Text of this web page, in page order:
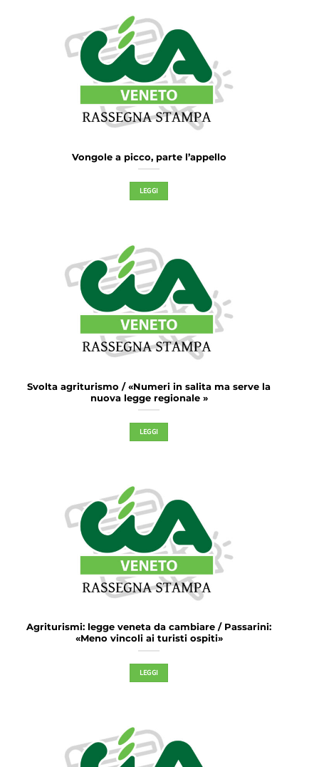
Vongole a picco, parte l’appello
LEGGI
Svolta agriturismo / «Numeri in salita ma serve la
nuova legge regionale »
LEGGI
Agriturismi: legge veneta da cambiare / Passarini:
«Meno vincoli ai turisti ospiti»
LEGGI